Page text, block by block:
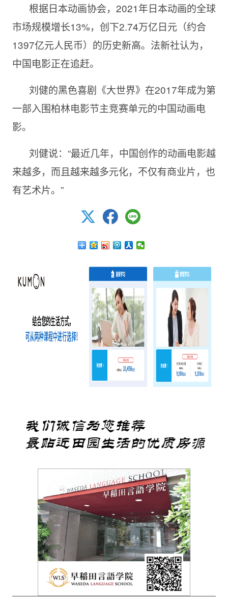
根据日本动画协会，2021年日本动画的全球
市场规模增长13%，创下2.74万亿日元（约合
1397亿元人民币）的历史新高。法新社认为，
中国电影正在追赶。
刘健的黑色喜剧《大世界》在2017年成为第
一部入围柏林电影节主竞赛单元的中国动画电
影。
刘健说：“最近几年，中国创作的动画电影越
来越多，而且越来越多元化，不仅有商业片，也
有艺术片。”